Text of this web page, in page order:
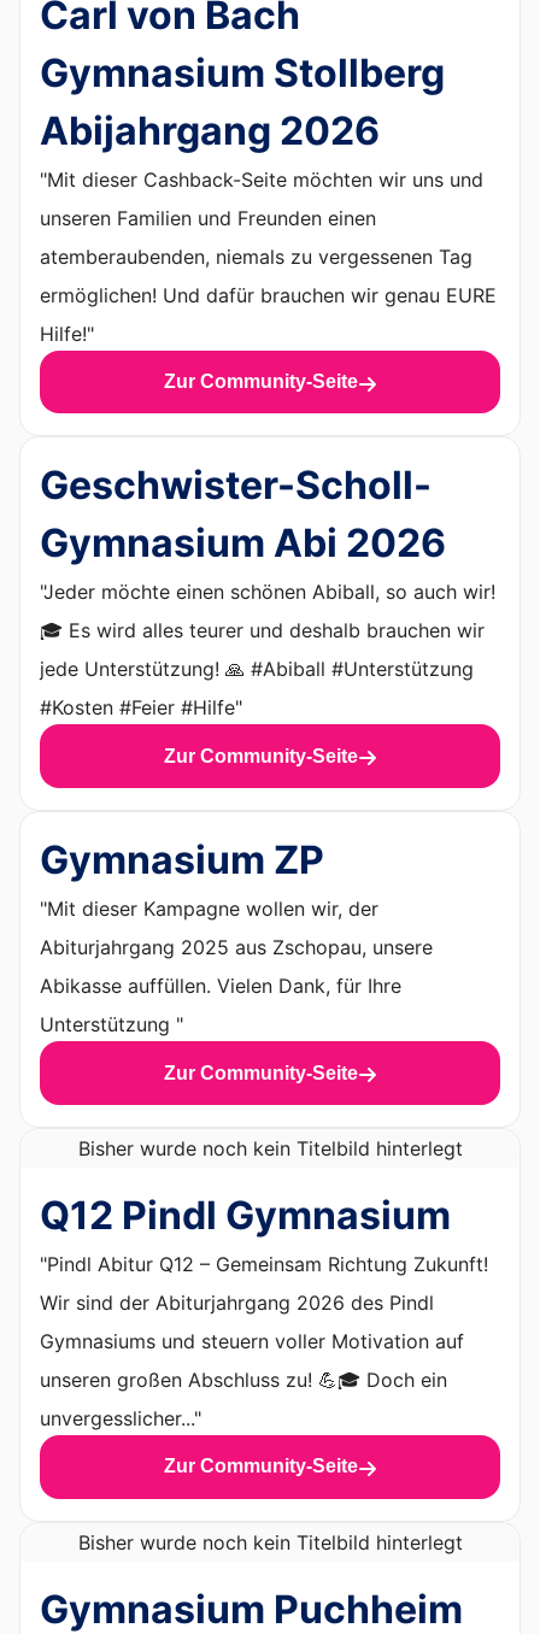
Carl von Bach
Gymnasium Stollberg
Abijahrgang 2026
"Mit dieser Cashback-Seite möchten wir uns und
unseren Familien und Freunden einen
atemberaubenden, niemals zu vergessenen Tag
ermöglichen! Und dafür brauchen wir genau EURE
Hilfe!"
Zur Community-Seite
Geschwister-Scholl-
Gymnasium Abi 2026
"Jeder möchte einen schönen Abiball, so auch wir!
🎓 Es wird alles teurer und deshalb brauchen wir
jede Unterstützung! 🙏 #Abiball #Unterstützung
#Kosten #Feier #Hilfe"
Zur Community-Seite
Gymnasium ZP
"Mit dieser Kampagne wollen wir, der
Abiturjahrgang 2025 aus Zschopau, unsere
Abikasse auffüllen. Vielen Dank, für Ihre
Unterstützung "
Zur Community-Seite
Bisher wurde noch kein Titelbild hinterlegt
Q12 Pindl Gymnasium
"Pindl Abitur Q12 – Gemeinsam Richtung Zukunft!
Wir sind der Abiturjahrgang 2026 des Pindl
Gymnasiums und steuern voller Motivation auf
unseren großen Abschluss zu! 💪🎓 Doch ein
unvergesslicher..."
Zur Community-Seite
Bisher wurde noch kein Titelbild hinterlegt
Gymnasium Puchheim